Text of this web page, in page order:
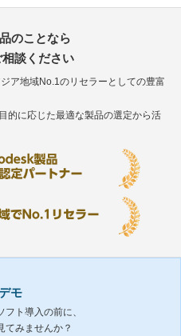
のことなら
談ください
ア地域No.1のリセラーとしての豊富
的に応じた最適な製品の選定から活
モ
フト導入の前に、
てみませんか？